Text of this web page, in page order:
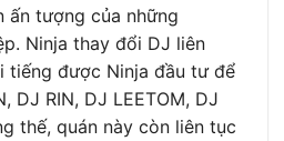
ấn tượng của những
Ninja thay đổi DJ liên
tiếng được Ninja đầu tư để
DJ RIN, DJ LEETOM, DJ
thế, quán này còn liên tục